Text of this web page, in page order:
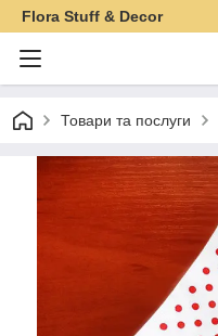
Flora Stuff & Decor
Товари та послуги